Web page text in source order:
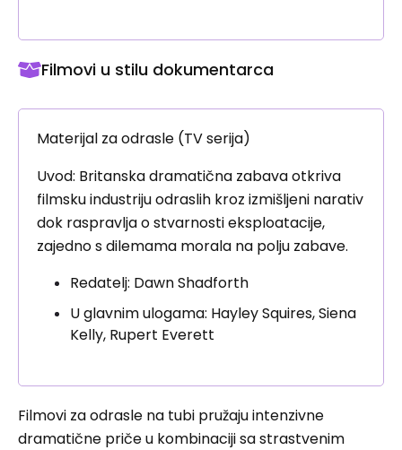
Filmovi u stilu dokumentarca
Materijal za odrasle (TV serija)
Uvod: Britanska dramatična zabava otkriva
filmsku industriju odraslih kroz izmišljeni narativ
dok raspravlja o stvarnosti eksploatacije,
zajedno s dilemama morala na polju zabave.
Redatelj: Dawn Shadforth
U glavnim ulogama: Hayley Squires, Siena
Kelly, Rupert Everett
Filmovi za odrasle na tubi pružaju intenzivne
dramatične priče u kombinaciji sa strastvenim